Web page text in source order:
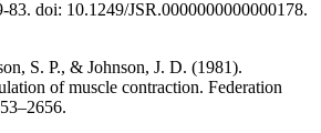
83. doi: 10.1249/JSR.0000000000000178.
S. P., & Johnson, J. D. (1981).
of muscle contraction. Federation